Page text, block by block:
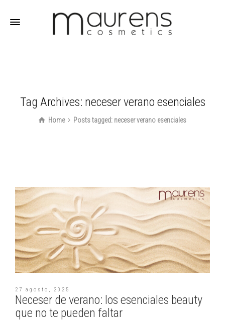
Tag Archives: neceser verano esenciales
Home Posts tagged: neceser verano esenciales
27 agosto, 2025
Neceser de verano: los esenciales beauty
que no te pueden faltar